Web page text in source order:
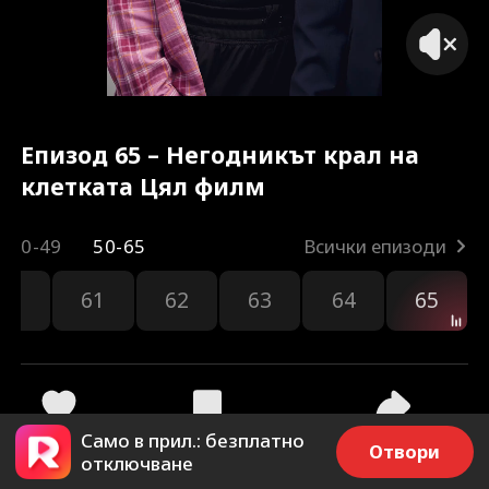
Епизод 65 – Негодникът крал на
клетката Цял филм
0-49 50-65 Всички епизоди
61 62 63 64 65
54 1.4k Споделяне
Само в прил.: безплатно
отключване
Отвори